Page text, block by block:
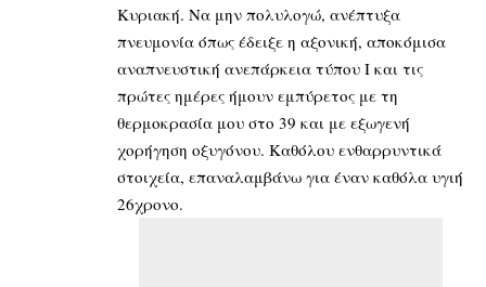
Κυριακή. Να μην πολυλογώ, ανέπτυξα
πνευμονία όπως έδειξε η αξονική, αποκόμισα
αναπνευστική ανεπάρκεια τύπου Ι και τις
πρώτες ημέρες ήμουν εμπύρετος με τη
θερμοκρασία μου στο 39 και με εξωγενή
χορήγηση οξυγόνου. Καθόλου ενθαρρυντικά
στοιχεία, επαναλαμβάνω για έναν καθόλα υγιή
26χρονο.